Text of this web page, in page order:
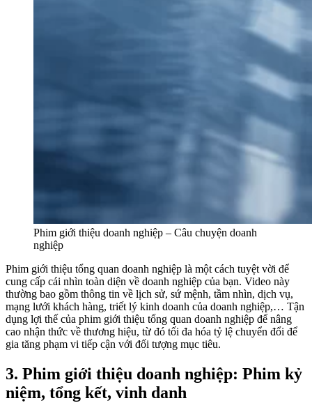
Phim giới thiệu doanh nghiệp – Câu chuyện doanh
nghiệp
Phim giới thiệu tổng quan doanh nghiệp là một cách tuyệt vời để
cung cấp cái nhìn toàn diện về doanh nghiệp của bạn. Video này
thường bao gồm thông tin về lịch sử, sứ mệnh, tầm nhìn, dịch vụ,
mạng lưới khách hàng, triết lý kinh doanh của doanh nghiệp,… Tận
dụng lợi thế của phim giới thiệu tổng quan doanh nghiệp để nâng
cao nhận thức về thương hiệu, từ đó tối đa hóa tỷ lệ chuyển đổi để
gia tăng phạm vi tiếp cận với đối tượng mục tiêu.
3. Phim giới thiệu doanh nghiệp: Phim kỷ
niệm, tổng kết, vinh danh